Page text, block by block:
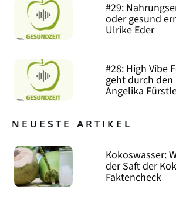
#29:
oder gesund
Ulrike Eder
#28: High Vibe
geht durch den
Angelika
NEUESTE ARTIKEL
Kokoswasser:
der Saft der
Faktencheck